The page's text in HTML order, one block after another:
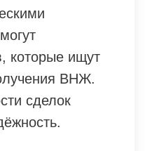
которые ищут
ВНЖ.
сделок